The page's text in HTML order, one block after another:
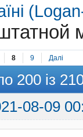
8 9 Далі
200 із
08-09